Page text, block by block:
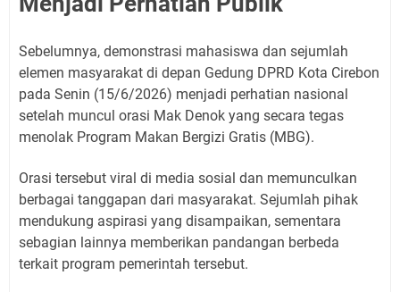
Sebelumnya, demonstrasi mahasiswa dan sejumlah
elemen masyarakat di depan Gedung DPRD Kota Cirebon
pada Senin (15/6/2026) menjadi perhatian nasional
setelah muncul orasi Mak Denok yang secara tegas
menolak Program Makan Bergizi Gratis (MBG).
Orasi tersebut viral di media sosial dan memunculkan
berbagai tanggapan dari masyarakat. Sejumlah pihak
mendukung aspirasi yang disampaikan, sementara
sebagian lainnya memberikan pandangan berbeda
terkait program pemerintah tersebut.